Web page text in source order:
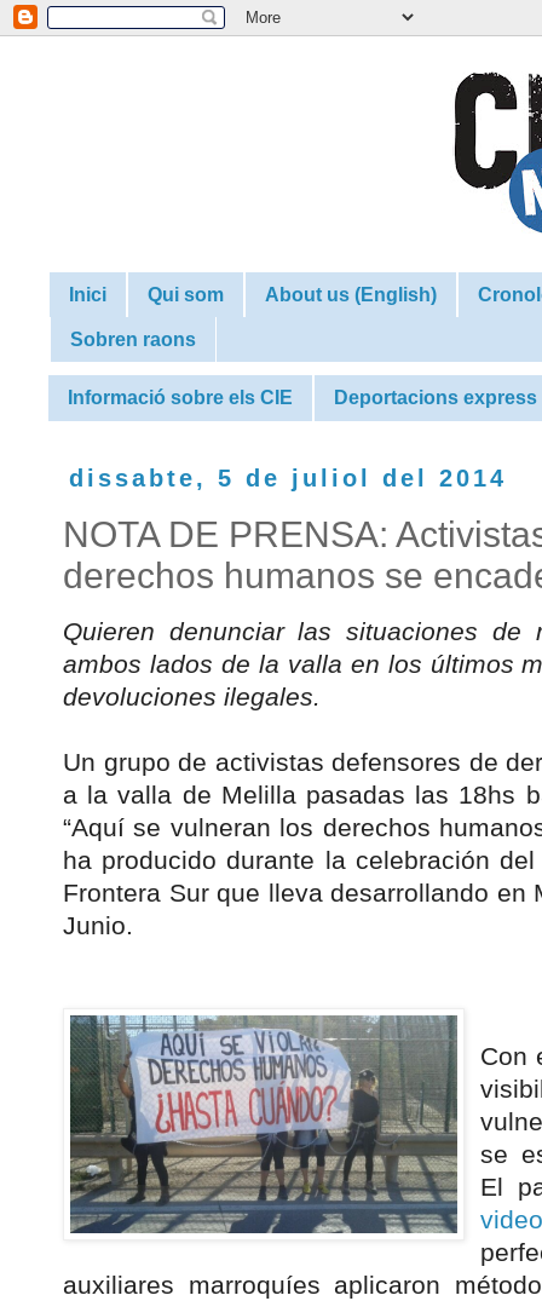
Inici Qui som About us (English)
Sobren raons
Informació sobre els CIE Deportacions express
dissabte, 5 de juliol del 2014
NOTA DE PRENSA:
derechos humanos se
Quieren denunciar las situaciones
ambos lados de la valla en los últimos
devoluciones ilegales.
Un grupo de activistas defensores de
a la valla de Melilla pasadas las 18hs
“Aquí se vulneran los derechos
ha producido durante la celebración
Frontera Sur que lleva desarrollando
Junio.
Con
se
El
auxiliares marroquíes aplicaron